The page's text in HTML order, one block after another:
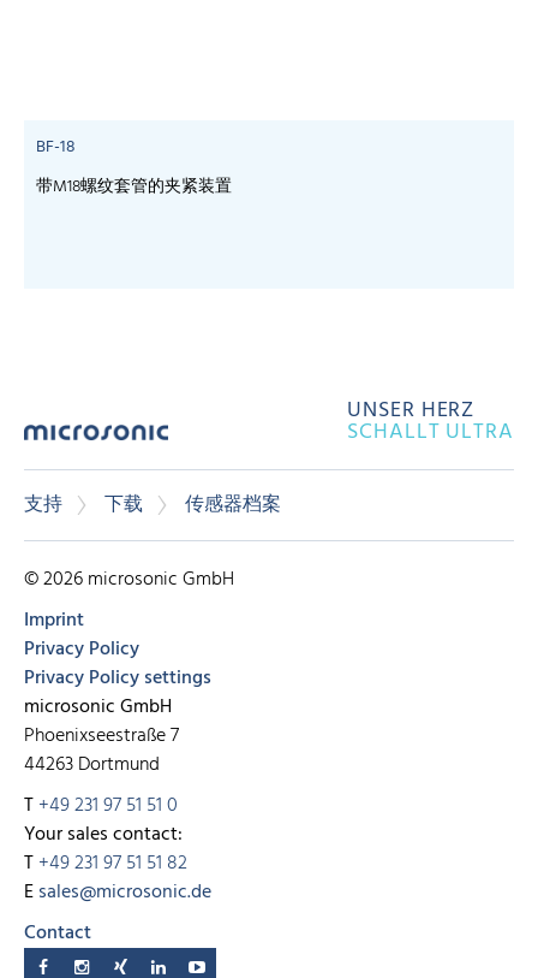
BF-18
带M18螺纹套管的夹紧装置
UNSER HERZ
SCHALLT ULTRA
支持 下载 传感器档案
© 2026 microsonic GmbH
Imprint
Privacy Policy
Privacy Policy settings
microsonic GmbH
Phoenixseestraße 7
44263 Dortmund
T+49 231 97 51 51 0
Your sales contact:
T+49 231 97 51 51 82
Esales@microsonic.de
Contact